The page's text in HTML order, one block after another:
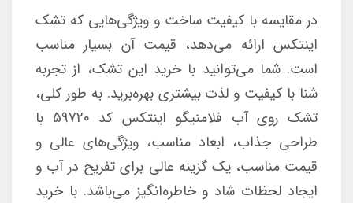
در مقایسه با کیفیت ساخت و ویژگی‌هایی که تشک
اینتکس ارائه می‌دهد، قیمت آن بسیار مناسب
است. شما می‌توانید با خرید این تشک، از تجربه
شنا با کیفیت و لذت بیشتری بهره‌برید. به طور کلی،
تشک روی آب فلامنیگو اینتکس کد 59720 با
طراحی جذاب، ابعاد مناسب، ویژگی‌های عالی و
قیمت مناسب، یک گزینه عالی برای تفریح در آب و
ایجاد لحظات شاد و خاطره‌انگیز می‌باشد. با خرید